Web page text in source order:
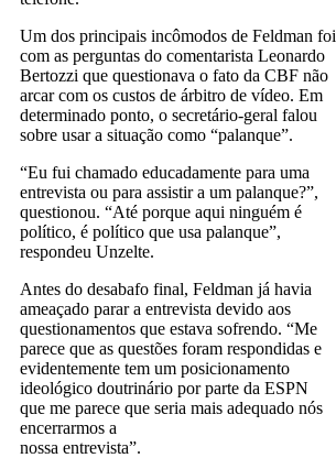
Um dos principais incômodos de Feldman foi
com as perguntas do comentarista Leonardo
Bertozzi que questionava o fato da CBF não
arcar com os custos de árbitro de vídeo. Em
determinado ponto, o secretário-geral falou
sobre usar a situação como “palanque”.
“Eu fui chamado educadamente para uma
entrevista ou para assistir a um palanque?”,
questionou. “Até porque aqui ninguém é
político, é político que usa palanque”,
respondeu Unzelte.
Antes do desabafo final, Feldman já havia
ameaçado parar a entrevista devido aos
questionamentos que estava sofrendo. “Me
parece que as questões foram respondidas e
evidentemente tem um posicionamento
ideológico doutrinário por parte da ESPN
que me parece que seria mais adequado nós
encerrarmos a
nossa entrevista”.